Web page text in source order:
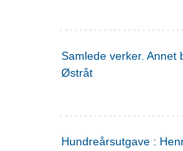
Samlede verker. Annet
Østråt
Hundreårsutgave :